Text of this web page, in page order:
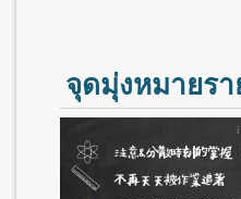
จุดมุ่งหมายร